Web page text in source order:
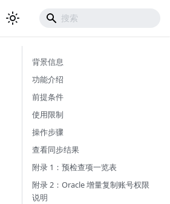
背景信息
功能介绍
前提条件
使用限制
操作步骤
查看同步结果
附录 1：预检查项一览表
附录 2：Oracle 增量复制账号权限
说明